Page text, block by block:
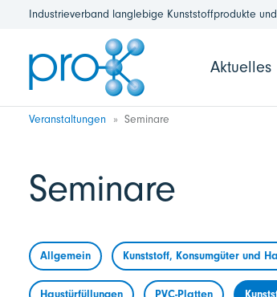
Industrieverband langlebige Kunststoffprodukte
Aktuelles
Veranstaltungen Seminare
Seminare
Allgemein Kunststoff, Konsumgüter und
Haustürfüllungen PVC-Platten